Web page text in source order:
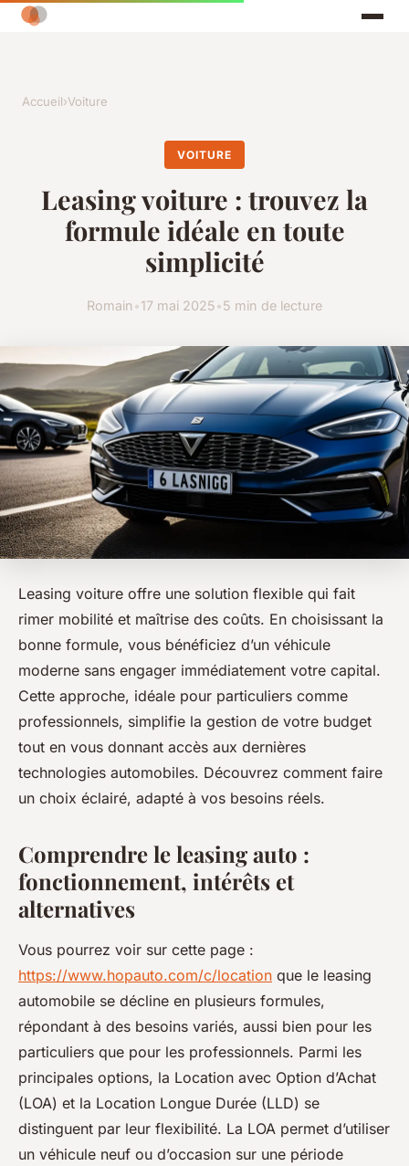
Accueil›Voiture
VOITURE
Leasing voiture : trouvez la
formule idéale en toute
simplicité
Romain•17 mai 2025•5 min de lecture
Leasing voiture offre une solution flexible qui fait
rimer mobilité et maîtrise des coûts. En choisissant la
bonne formule, vous bénéficiez d’un véhicule
moderne sans engager immédiatement votre capital.
Cette approche, idéale pour particuliers comme
professionnels, simplifie la gestion de votre budget
tout en vous donnant accès aux dernières
technologies automobiles. Découvrez comment faire
un choix éclairé, adapté à vos besoins réels.
Comprendre le leasing auto :
fonctionnement, intérêts et
alternatives
Vous pourrez voir sur cette page :
https://www.hopauto.com/c/location que le leasing
automobile se décline en plusieurs formules,
répondant à des besoins variés, aussi bien pour les
particuliers que pour les professionnels. Parmi les
principales options, la Location avec Option d’Achat
(LOA) et la Location Longue Durée (LLD) se
distinguent par leur flexibilité. La LOA permet d’utiliser
un véhicule neuf ou d’occasion sur une période